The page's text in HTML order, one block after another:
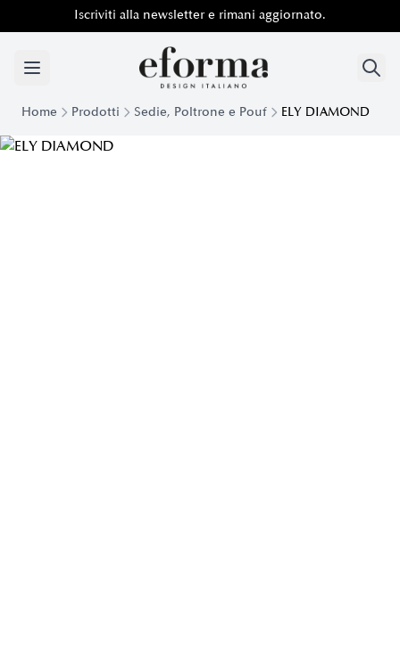
Iscriviti alla newsletter e rimani aggiornato.
Home Prodotti Sedie, Poltrone e Pouf ELY DIAMOND
Poltroncina Base Girevole Ely Diamond | Eforma